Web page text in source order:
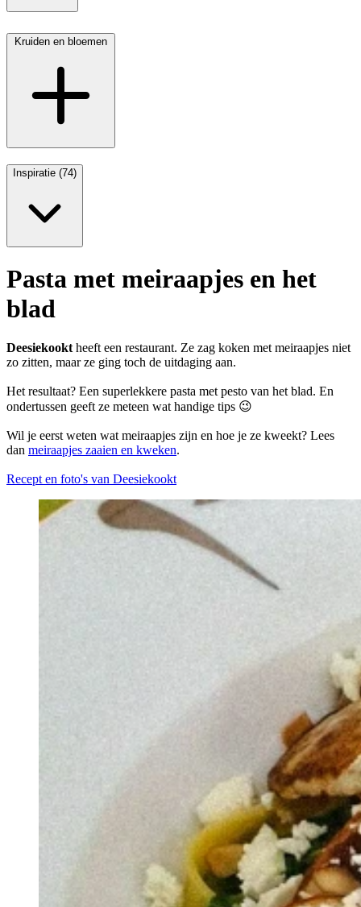
Kruiden en bloemen
Inspiratie (74)
Pasta met meiraapjes en het
blad
Deesiekooktheeft een restaurant. Ze zag koken met meiraapjes niet
zo zitten, maar ze ging toch de uitdaging aan.
Het resultaat? Een superlekkere pasta met pesto van het blad. En
ondertussen geeft ze meteen wat handige tips 😉
Wil je eerst weten wat meiraapjes zijn en hoe je ze kweekt? Lees
dan meiraapjes zaaien en kweken.
Recept en foto's van Deesiekookt